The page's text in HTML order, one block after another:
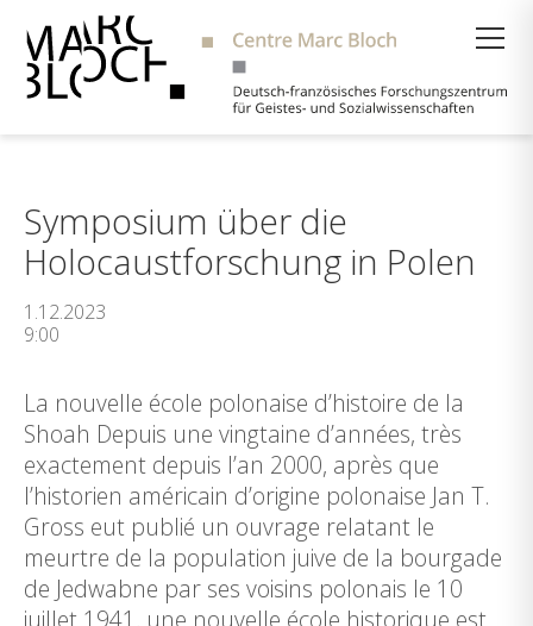
Symposium über die
Holocaustforschung in Polen
1.12.2023
9:00
La nouvelle école polonaise d’histoire de la
Shoah Depuis une vingtaine d’années, très
exactement depuis l’an 2000, après que
l’historien américain d’origine polonaise Jan T.
Gross eut publié un ouvrage relatant le
meurtre de la population juive de la bourgade
de Jedwabne par ses voisins polonais le 10
juillet 1941, une nouvelle école historique est